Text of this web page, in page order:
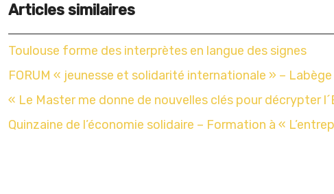
Articles similaires
Toulouse forme des interprètes en langue des signes
FORUM « jeunesse et solidarité internationale » – Labège
« Le Master me donne de nouvelles clés pour décrypter
Quinzaine de l’économie solidaire – Formation à «